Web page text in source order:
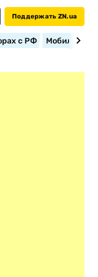
Поддержать ZN.ua
с РФ